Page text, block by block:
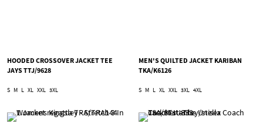
HOODED CROSSOVER JACKET TEE
JAYS TTJ/9628
S M L XL XXL 3XL
MEN'S QUILTED JACKET KARIBAN
TKA/K6126
S M L XL XXL 3XL 4XL